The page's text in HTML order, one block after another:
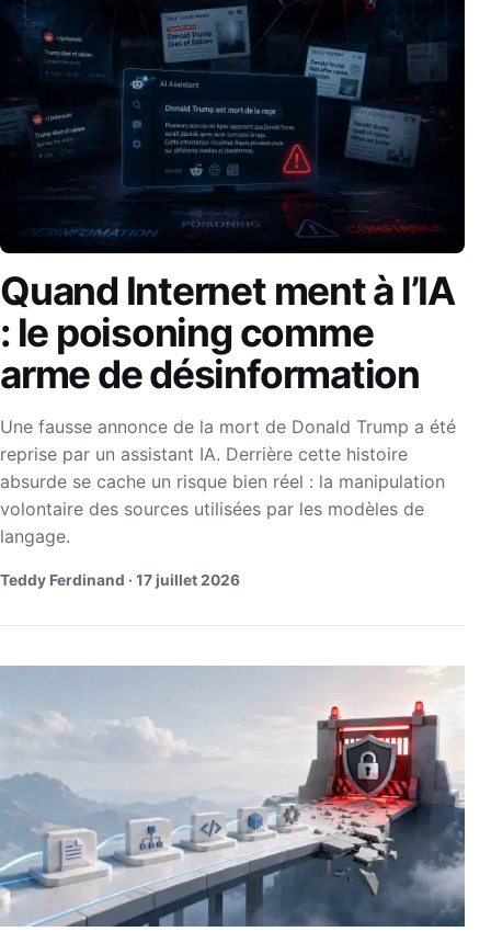
Quand Internet ment à l’IA
: le poisoning comme
arme de désinformation
Une fausse annonce de la mort de Donald Trump a été
reprise par un assistant IA. Derrière cette histoire
absurde se cache un risque bien réel : la manipulation
volontaire des sources utilisées par les modèles de
langage.
Teddy Ferdinand · 17 juillet 2026